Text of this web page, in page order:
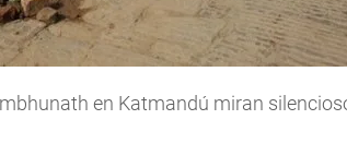
en Katmandú miran